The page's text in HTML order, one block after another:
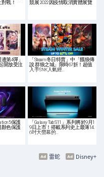
戰！
競展 2022因疫情取消實體展覽
第4彈」
開放受注
「Steam 冬日特賣」中「餓狼傳
說 群狼之城」限時67折！超值
入手SNK人氣經…
5保護
顏色保護
「Galaxy Tab S11」系列將於9月1
9日上市！搭載系列史上最薄14.
6吋大螢幕的…
Disney+
雷蛇